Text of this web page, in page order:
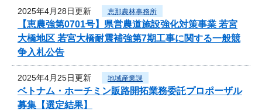
2025年4月28日更新 恵那農林事務所
【恵農強第0701号】県営農道施設強化対策事業 若宮
大橋地区 若宮大橋耐震補強第7期工事に関する一般競
争入札公告
2025年4月25日更新 地域産業課
ベトナム・ホーチミン販路開拓業務委託プロポーザル
募集【選定結果】